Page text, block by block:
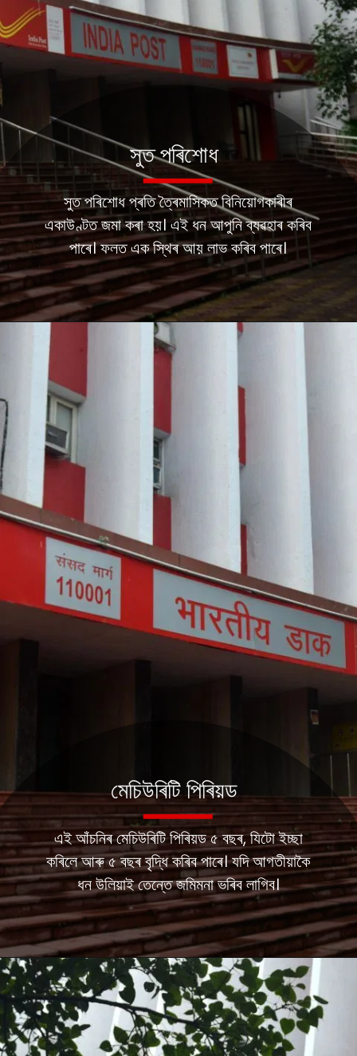
সুত পৰিশোধ প্ৰতি ত্ৰৈমাসিকত বিনিয়োগকাৰীৰ
একাউণ্টত জমা কৰা হয়। এই ধন আপুনি ব্যৱহাৰ কৰিব
পাৰে। ফলত এক স্থিৰ আয় লাভ কৰিব পাৰে।
সুত পৰিশোধ
এই আঁচনিৰ মেচিউৰিটি পিৰিয়ড ৫ বছৰ, যিটো ইচ্ছা
কৰিলে আৰু ৫ বছৰ বৃদ্ধি কৰিব পাৰে। যদি আগতীয়াকৈ
ধন উলিয়াই তেন্তে জমিমনা ভৰিব লাগিব।
মেচিউৰিটি পিৰিয়ড